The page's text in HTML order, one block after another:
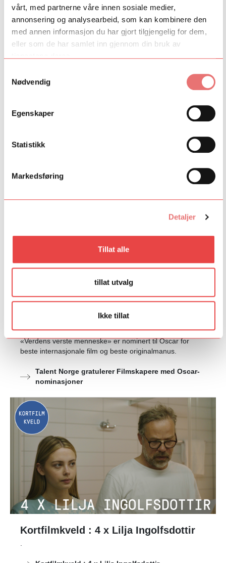
vårt, med partnerne våre innen sosiale medier,
annonsering og analysearbeid, som kan kombinere den
med annen informasjon du har gjort tilgjengelig for dem,
eller som de har samlet inn gjennom din bruk av
Nødvendig
Egenskaper
Statistikk
Markedsføring
Detaljer
Tillat alle
tillat utvalg
Ikke tillat
SF Studios, Oslo Pictures og REinvent Studios, matchet med
tilskudd fra Talent Norge.
Les mer om satsingenher.
Fant du det du lette etter?
Talent Norge gratulerer Filmskapere
med Oscar-nominasjoner
«Verdens verste menneske» er nominert til Oscar for
beste internasjonale film og beste originalmanus.
Talent Norge gratulerer Filmskapere med Oscar-
nominasjoner
Kortfilmkveld : 4 x Lilja Ingolfsdottir
.